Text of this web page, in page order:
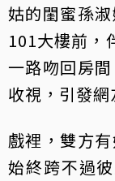
姑的閨蜜孫
101大樓前，
一路吻回房
收視，引發網
戲裡，雙方
始終跨不過